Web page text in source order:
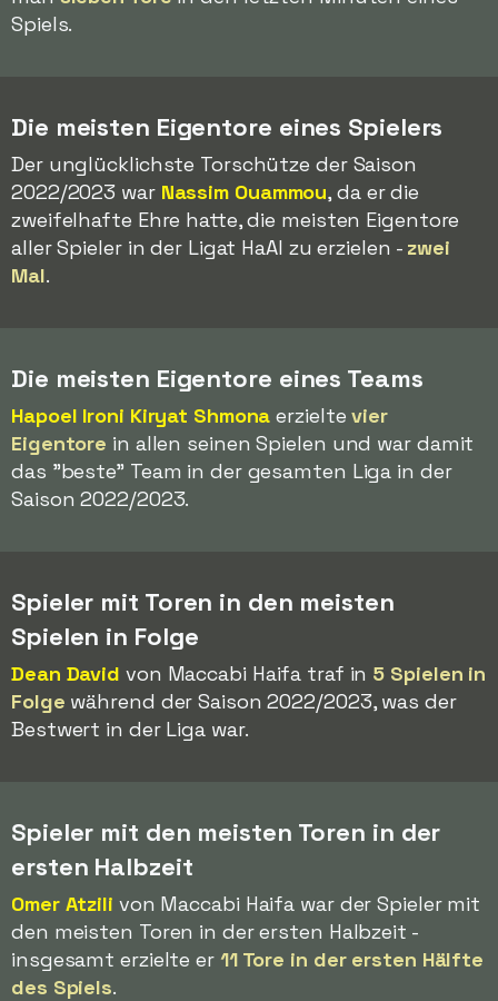
Spiels.
Die meisten Eigentore eines Spielers
Der unglücklichste Torschütze der Saison
2022/2023 war Nassim Ouammou, da er die
zweifelhafte Ehre hatte, die meisten Eigentore
aller Spieler in der Ligat HaAl zu erzielen - zwei
Mal.
Die meisten Eigentore eines Teams
Hapoel Ironi Kiryat Shmona erzieltevier
Eigentore in allen seinen Spielen und war damit
das "beste" Team in der gesamten Liga in der
Saison 2022/2023.
Spieler mit Toren in den meisten
Spielen in Folge
Dean David von Maccabi Haifa traf in 5 Spielen in
Folge während der Saison 2022/2023, was der
Bestwert in der Liga war.
Spieler mit den meisten Toren in der
ersten Halbzeit
Omer Atzili von Maccabi Haifa war der Spieler mit
den meisten Toren in der ersten Halbzeit -
insgesamt erzielte er 11 Tore in der ersten Hälfte
des Spiels.